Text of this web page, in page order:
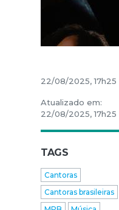
22/08/2025, 17h25
Atualizado em:
22/08/2025, 17h25
TAGS
Cantoras
Cantoras brasileiras